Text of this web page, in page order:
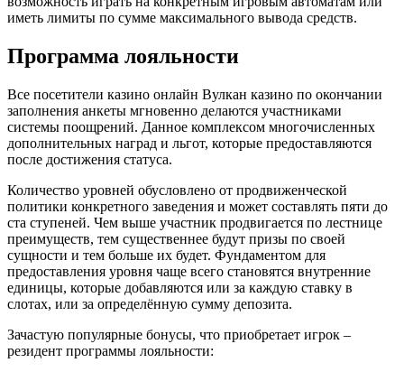
иметь лимиты по сумме максимального вывода средств.
Программа лояльности
Все посетители казино онлайн Вулкан казино по окончании
заполнения анкеты мгновенно делаются участниками
системы поощрений. Данное комплексом многочисленных
дополнительных наград и льгот, которые предоставляются
после достижения статуса.
Количество уровней обусловлено от продвиженческой
политики конкретного заведения и может составлять пяти до
ста ступеней. Чем выше участник продвигается по лестнице
преимуществ, тем существеннее будут призы по своей
сущности и тем больше их будет. Фундаментом для
предоставления уровня чаще всего становятся внутренние
единицы, которые добавляются или за каждую ставку в
слотах, или за определённую сумму депозита.
Зачастую популярные бонусы, что приобретает игрок –
резидент программы лояльности: